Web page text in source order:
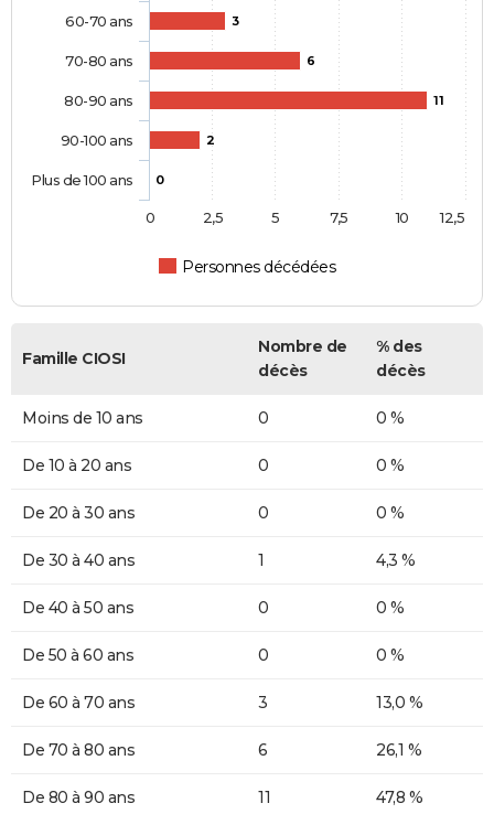
3
6
11
2
0
Personnes décédées
60-70 ans
70-80 ans
80-90 ans
90-100 ans
Plus de 100 ans
0 10
2,5 5 7,5 12,5
Famille CIOSI
Nombre de
décès
% des
décès
Moins de 10 ans 0 0 %
De 10 à 20 ans 0 0 %
De 20 à 30 ans 0 0 %
De 30 à 40 ans 1 4,3 %
De 40 à 50 ans 0 0 %
De 50 à 60 ans 0 0 %
De 60 à 70 ans 3 13,0 %
De 70 à 80 ans 6 26,1 %
De 80 à 90 ans 11 47,8 %